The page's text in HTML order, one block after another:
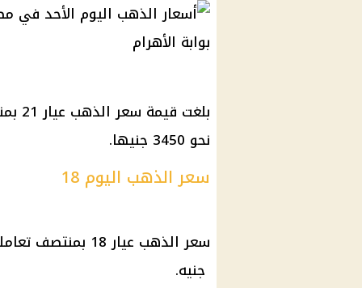
نحو 3450 جنيها.
سعر الذهب اليوم 18
جنيه.